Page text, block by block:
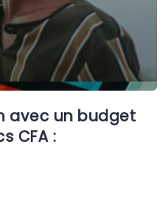
avec un budget
CFA :